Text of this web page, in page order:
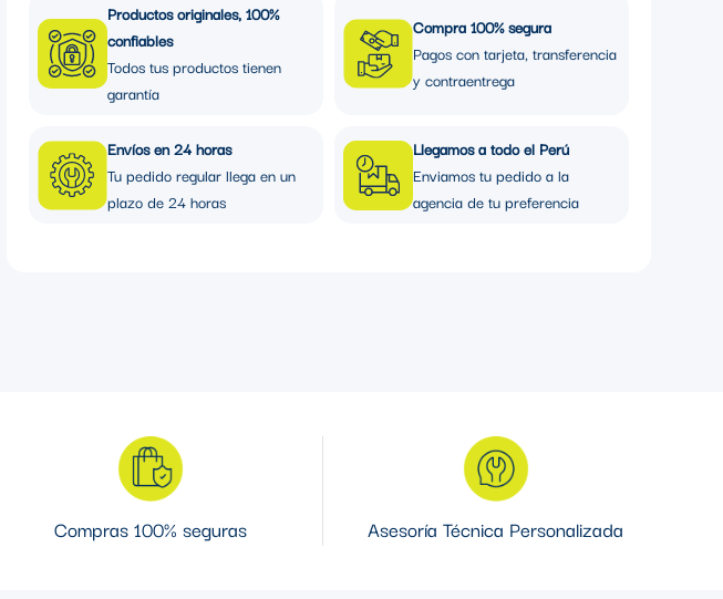
Productos originales, 100%
confiables
Todos tus productos tienen
garantía
Compra 100% segura
Pagos con tarjeta, transferencia
y contraentrega
Envíos en 24 horas
Tu pedido regular llega en un
plazo de 24 horas
Llegamos a todo el Perú
Enviamos tu pedido a la
agencia de tu preferencia
Compras 100% seguras Asesoría Técnica Personalizada